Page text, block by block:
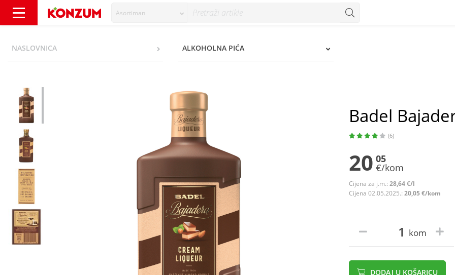
Asortiman
NASLOVNICA ALKOHOLNA PIĆA
Badel
(6)
20 05
€/kom
Cijena za j.m.: 28,64 €/l
Cijena 02.05.2025.: 20,05 €/kom
kom
DODAJ U KOŠARICU